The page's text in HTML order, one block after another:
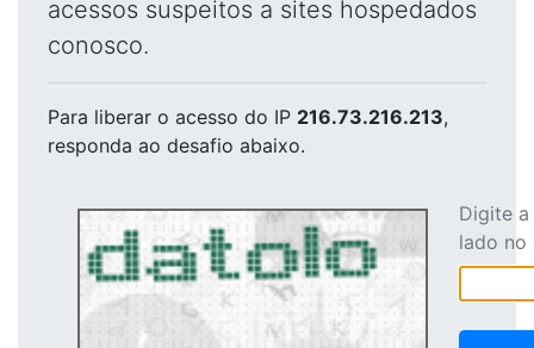
acessos suspeitos a sites hospedados
conosco.
Para liberar o acesso do IP 216.73.216.213,
responda ao desafio abaixo.
Digite
lado no